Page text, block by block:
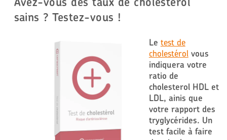
sains ? Testez-vous !
Le test de
cholestérol vous
indiquera votre
ratio de
cholesterol HDL et
LDL, ainis que
votre rapport des
tryglycérides. Un
test facile à faire